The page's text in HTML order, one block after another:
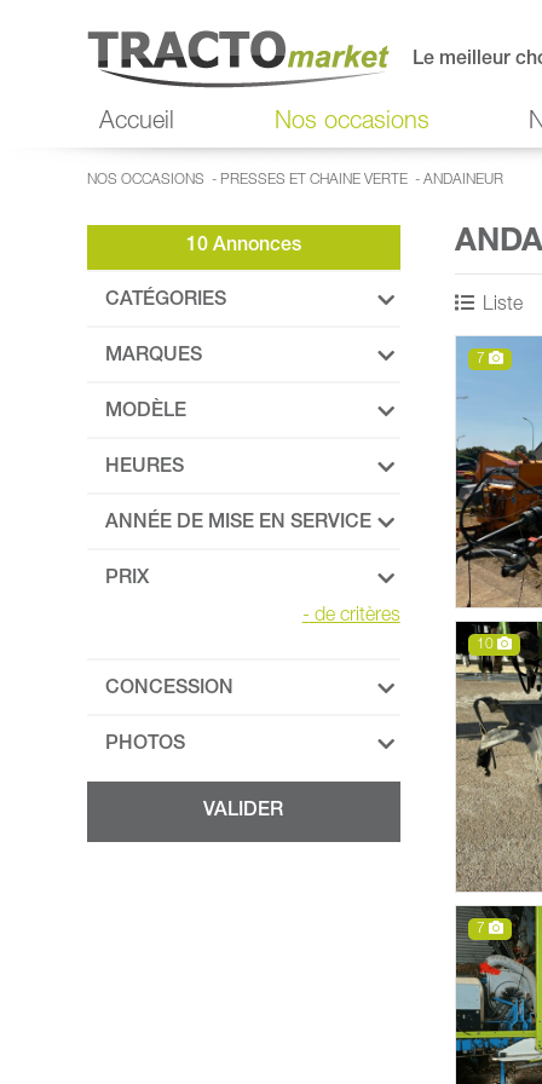
Le meilleur
Accueil Nos occasions
NOS OCCASIONS - PRESSES ET CHAINE VERTE - ANDAINEUR
10 Annonces
CATÉGORIES
MARQUES
MODÈLE
HEURES
ANNÉE DE MISE EN SERVICE
PRIX
- de critères
CONCESSION
PHOTOS
Liste
7
10
7